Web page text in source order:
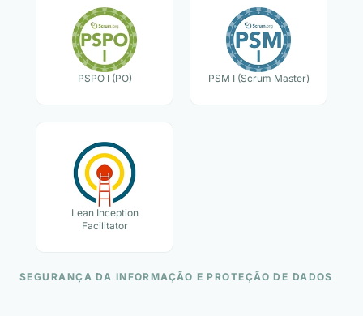
PSPO I (PO) PSM I (Scrum Master)
Lean Inception
Facilitator
SEGURANÇA DA INFORMAÇÃO E PROTEÇÃO DE DADOS